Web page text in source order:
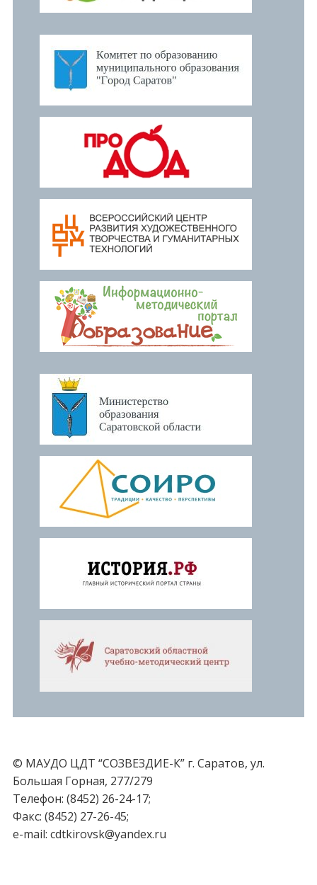
© МАУДО ЦДТ “СОЗВЕЗДИЕ-К” г. Саратов, ул.
Большая Горная, 277/279
Телефон: (8452) 26-24-17;
Факс: (8452) 27-26-45;
e-mail: cdtkirovsk@yandex.ru